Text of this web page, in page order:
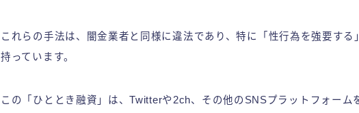
これらの手法は、闇金業者と同様に違法であり、特に「性行為を強要する
持っています。
この「ひととき融資」は、Twitterや2ch、その他のSNSプラットフォーム